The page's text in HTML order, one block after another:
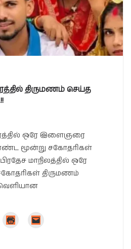
திருமணம் செய்த
ஒரே இளைஞரை
மூன்று சகோதரிகள்
மாநிலத்தில் ஒரே
திருமணம்